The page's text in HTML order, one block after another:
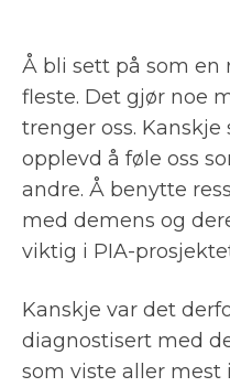
Å bli sett på som en
fleste. Det gjør noe
trenger oss.
opplevd å føle oss
andre. Å benytte
med demens og
viktig i PIA-
Kanskje var det
diagnostisert med
som viste aller mest